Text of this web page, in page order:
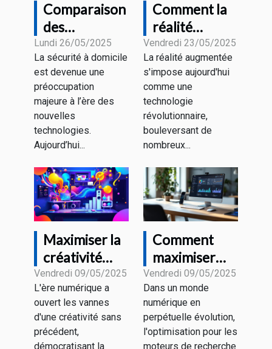
Comparaison
des
technologies
modernes
pour la
sécurité à
domicile
Lundi 26/05/2025
La sécurité à domicile
est devenue une
préoccupation
majeure à l’ère des
nouvelles
technologies.
Aujourd’hui...
Comment la
réalité
augmentée
transforme-
t-elle
l'éducation
aujourd'hui ?
Vendredi 23/05/2025
La réalité augmentée
s'impose aujourd'hui
comme une
technologie
révolutionnaire,
bouleversant de
nombreux...
Maximiser la
créativité
avec les
générateurs
d'images
assistés par
IA
Vendredi 09/05/2025
L'ère numérique a
ouvert les vannes
d'une créativité sans
précédent,
démocratisant la
Comment
maximiser
l'efficacité du
SEO avec des
outils d'IA
Vendredi 09/05/2025
Dans un monde
numérique en
perpétuelle évolution,
l'optimisation pour les
moteurs de recherche